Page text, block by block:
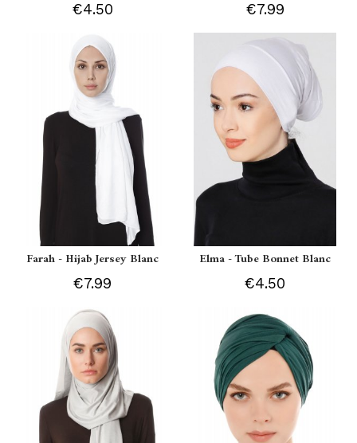
€4.50 €7.99
Farah - Hijab Jersey Blanc
€7.99
Elma - Tube Bonnet Blanc
€4.50